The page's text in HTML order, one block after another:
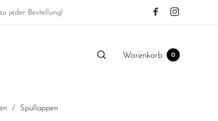
jeder Bestellung!
Warenkorb 0
/ Spüllappen